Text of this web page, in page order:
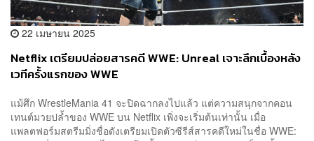
22 เมษายน 2025
Netflix เตรียมปล่อยสารคดี WWE: Unreal เจาะลึกเบื้องหลัง
เวทีครั้งแรกของ WWE
แม้ศึก WrestleMania 41 จะปิดฉากลงไปแล้ว แต่ความสนุกจากคอน
เทนต์มวยปล้ำของ WWE บน Netflix เพิ่งจะเริ่มต้นเท่านั้น เมื่อ
แพลตฟอร์มสตรีมมิ่งชื่อดังเตรียมเปิดตัวซีรีส์สารคดีใหม่ในชื่อ WWE: